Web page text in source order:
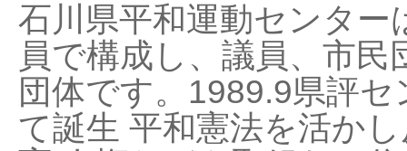
石川県平和運動センタ
員で構成し、議員、市
団体です。1989.9県評
て誕生 平和憲法を活か